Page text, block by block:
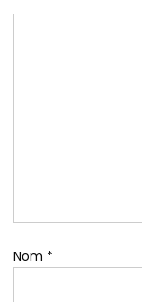
Nom *